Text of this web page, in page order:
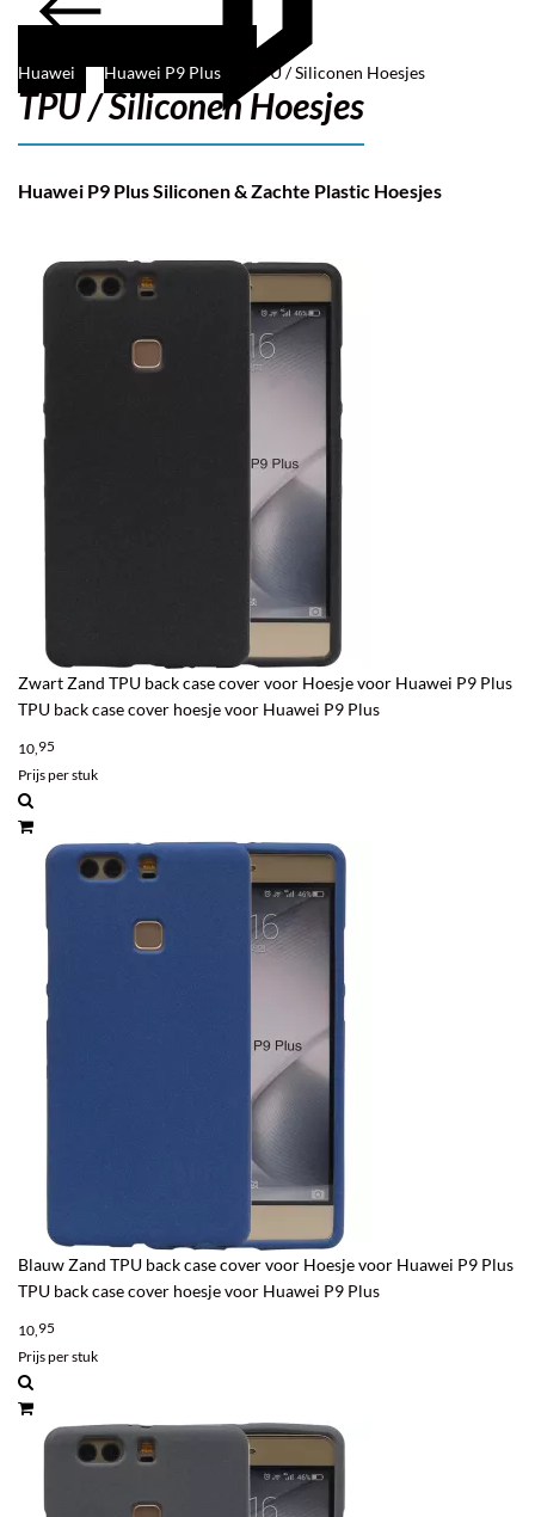
Filter
Huawei Huawei P9 Plus TPU / Siliconen Hoesjes
TPU / Siliconen Hoesjes
Huawei P9 Plus Siliconen & Zachte Plastic Hoesjes
Zwart Zand TPU back case cover voor Hoesje voor Huawei P9 Plus
TPU back case cover hoesje voor Huawei P9 Plus
10,95
Prijs per stuk
Blauw Zand TPU back case cover voor Hoesje voor Huawei P9 Plus
TPU back case cover hoesje voor Huawei P9 Plus
10,95
Prijs per stuk